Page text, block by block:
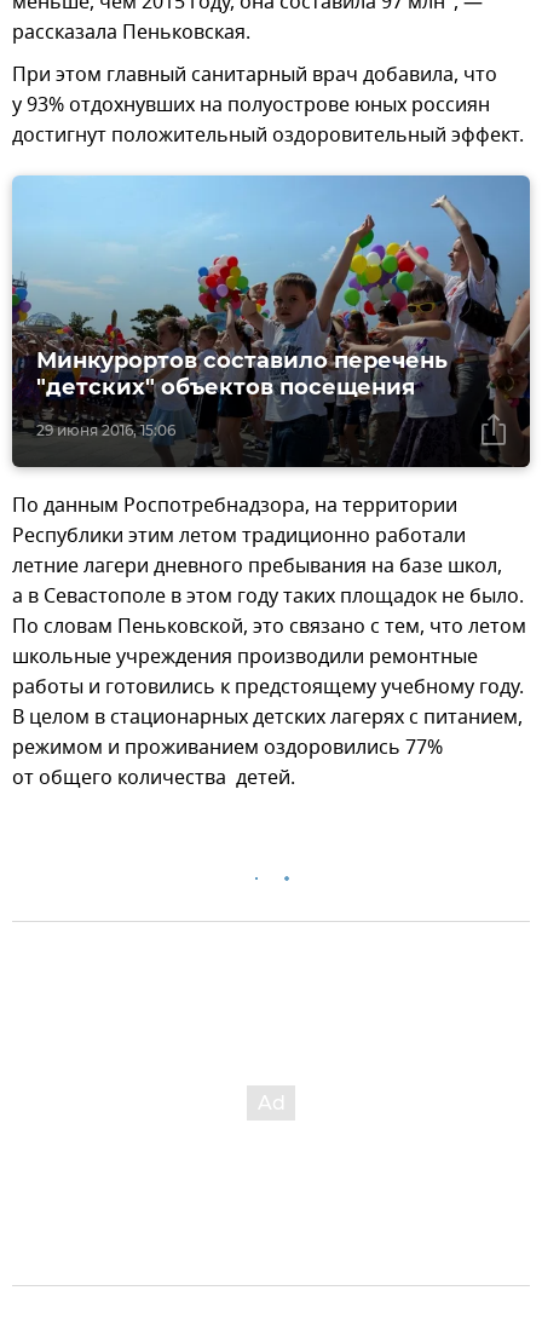
рассказала Пеньковская.
При этом главный санитарный врач добавила, что
у 93% отдохнувших на полуострове юных россиян
достигнут положительный оздоровительный эффект.
29 июня 2016, 15:06
Минкурортов составило перечень
"детских" объектов посещения
По данным Роспотребнадзора, на территории
Республики этим летом традиционно работали
летние лагери дневного пребывания на базе школ,
а в Севастополе в этом году таких площадок не было.
По словам Пеньковской, это связано с тем, что летом
школьные учреждения производили ремонтные
работы и готовились к предстоящему учебному году.
В целом в стационарных детских лагерях с питанием,
режимом и проживанием оздоровились 77%
от общего количества детей.